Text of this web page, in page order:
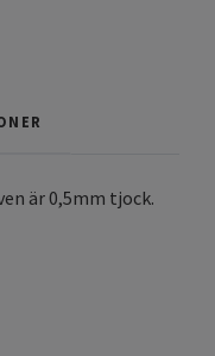
är 0,5mm tjock.